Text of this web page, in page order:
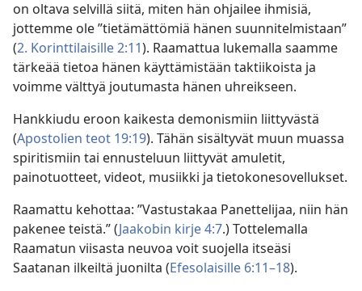
on oltava selvillä siitä, miten hän ohjailee ihmisiä,
jottemme ole ”tietämättömiä hänen suunnitelmistaan”
(2. Korinttilaisille 2:11). Raamattua lukemalla saamme
tärkeää tietoa hänen käyttämistään taktiikoista ja
voimme välttyä joutumasta hänen uhreikseen.
Hankkiudu eroon kaikesta demonismiin liittyvästä
(Apostolien teot 19:19). Tähän sisältyvät muun muassa
spiritismiin tai ennusteluun liittyvät amuletit,
painotuotteet, videot, musiikki ja tietokonesovellukset.
Raamattu kehottaa: ”Vastustakaa Panettelijaa, niin hän
pakenee teistä.” (Jaakobin kirje 4:7.) Tottelemalla
Raamatun viisasta neuvoa voit suojella itseäsi
Saatanan ilkeiltä juonilta (Efesolaisille 6:11–18).